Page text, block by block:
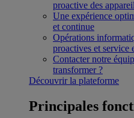
proactive des
Une expérience
et continue
Opérations
proactives et service
Contacter notre
transformer ?
Découvrir la plateforme
Principales